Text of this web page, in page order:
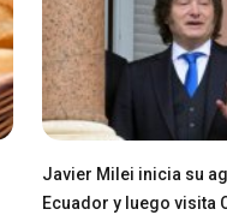
Javier Milei inicia su
Ecuador y luego visita